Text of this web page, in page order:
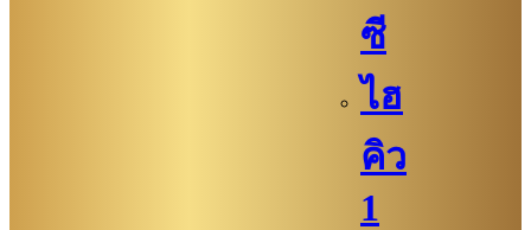
ซี
ไฮ
คิว​​
1